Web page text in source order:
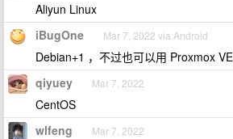
Aliyun Linux
iBugOne Mar 7, 2022 via Android
Debian+1 ，不过也可以用 Proxmox
qiyuey Mar 7, 2022
CentOS
wlfeng Mar 7, 2022